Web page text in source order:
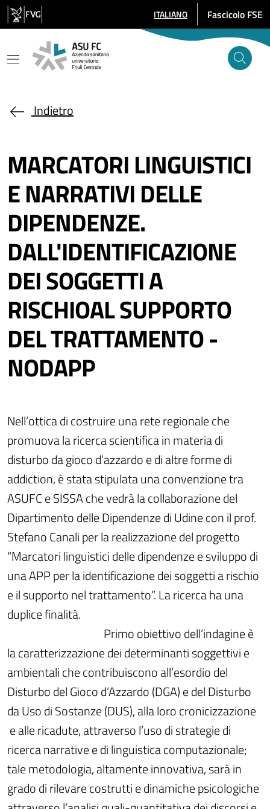
Salta al contenuto principale
SELEZIONE LINGUA: LINGUA
ITALIANO Fascicolo FSE
Indietro
MARCATORI LINGUISTICI
E NARRATIVI DELLE
DIPENDENZE.
DALL'IDENTIFICAZIONE
DEI SOGGETTI A
RISCHIOAL SUPPORTO
DEL TRATTAMENTO -
NODAPP
Nell’ottica di costruire una rete regionale che
promuova la ricerca scientifica in materia di
disturbo da gioco d’azzardo e di altre forme di
addiction, è stata stipulata una convenzione tra
ASUFC e SISSA che vedrà la collaborazione del
Dipartimento delle Dipendenze di Udine con il prof.
Stefano Canali per la realizzazione del progetto
“Marcatori linguistici delle dipendenze e sviluppo di
una APP per la identificazione dei soggetti a rischio
e il supporto nel trattamento”. La ricerca ha una
duplice finalità.
Primo obiettivo dell’indagine è
la caratterizzazione dei determinanti soggettivi e
ambientali che contribuiscono all’esordio del
Disturbo del Gioco d’Azzardo (DGA) e del Disturbo
da Uso di Sostanze (DUS), alla loro cronicizzazione
e alle ricadute, attraverso l’uso di strategie di
ricerca narrative e di linguistica computazionale;
tale metodologia, altamente innovativa, sarà in
grado di rilevare costrutti e dinamiche psicologiche